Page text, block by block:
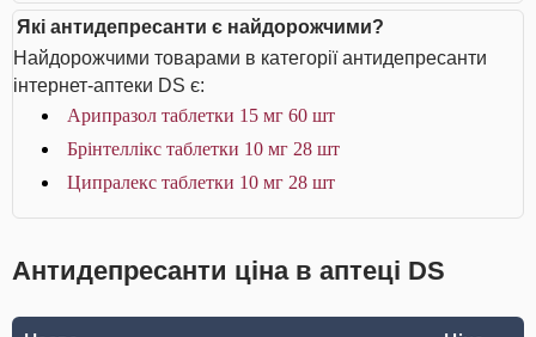
Які антидепресанти є найдорожчими?
Найдорожчими товарами в категорії антидепресанти
інтернет-аптеки DS є:
Арипразол таблетки 15 мг 60 шт
Брінтеллікс таблетки 10 мг 28 шт
Ципралекс таблетки 10 мг 28 шт
Антидепресанти ціна в аптеці DS